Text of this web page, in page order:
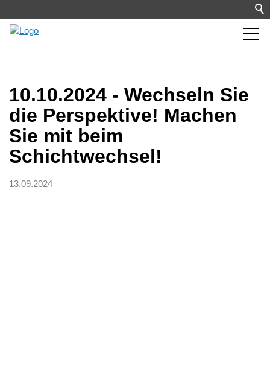
10.10.2024 - Wechseln Sie
die Perspektive! Machen
Sie mit beim
Schichtwechsel!
13.09.2024